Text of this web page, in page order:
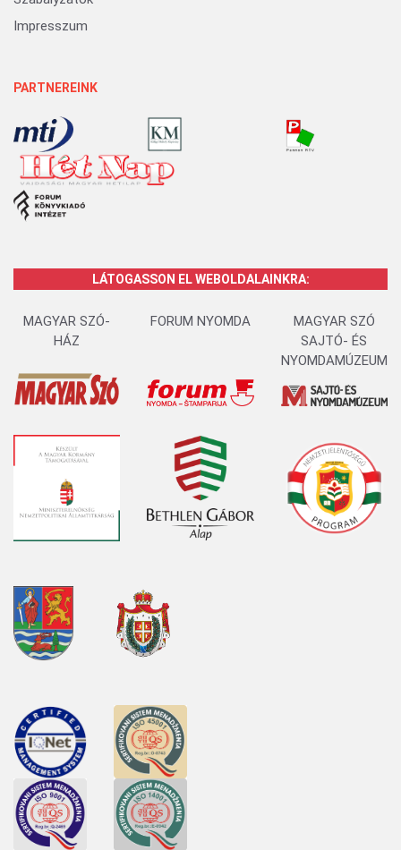
Impresszum
PARTNEREINK
LÁTOGASSON EL WEBOLDALAINKRA:
MAGYAR SZÓ-
HÁZ
FORUM NYOMDA
MAGYAR SZÓ
SAJTÓ- ÉS
NYOMDAMÚZEUM